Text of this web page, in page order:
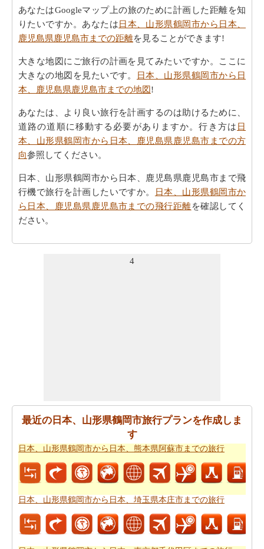
あなたはGoogleマップ上の旅のために計画した距離を知
りたいですか。あなたは日本、山形県鶴岡市から日本、
鹿児島県鹿児島市までの距離を見ることができます!
大きな地図にご旅行の計画を見てみたいですか。ここに
大きなの地図を見たいです。
日本、山形県鶴岡市から日
本、鹿児島県鹿児島市までの地図!
あなたは、より良い旅行を計画するのは助けるために、
道路の道順に移動する必要がありますか。行き方は 日
本、山形県鶴岡市から日本、鹿児島県鹿児島市までの方
向参照してください。
日本、山形県鶴岡市から日本、鹿児島県鹿児島市まで飛
行機で旅行を計画したいですか。
日本、山形県鶴岡市か
ら日本、鹿児島県鹿児島市までの飛行距離を確認してく
ださい。
あなたの旅行の計画を実行するために走行時間は非常に
重要です。ここでおおよその時間を取得することによ
あなたの旅のための全体計画を持った後、あなたはま
た、旅費の推定値を取得したいと思います。
県鶴岡市から日本、鹿児島県鹿児島市までの旅行の費用
をチェックすることができます。
4
最近の日本、山形県鶴岡市旅行プランを作成しま
す
日本、山形県鶴岡市から日本、熊本県阿蘇市までの旅行
日本、山形県鶴岡市から日本、埼玉県本庄市までの旅行